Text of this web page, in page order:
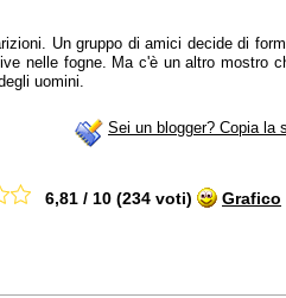
Un gruppo di amici decide di
nelle fogne. Ma c'è un altro mostro
uomini.
Sei un blogger? Copia la
6,81 / 10 (234 voti) Grafico